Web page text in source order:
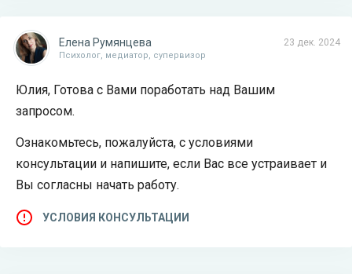
23 дек. 2024
Елена Румянцева
Психолог, медиатор, супервизор
Юлия, Готова с Вами поработать над Вашим
запросом.
Ознакомьтесь, пожалуйста, с условиями
консультации и напишите, если Вас все устраивает и
Вы согласны начать работу.
УСЛОВИЯ КОНСУЛЬТАЦИИ